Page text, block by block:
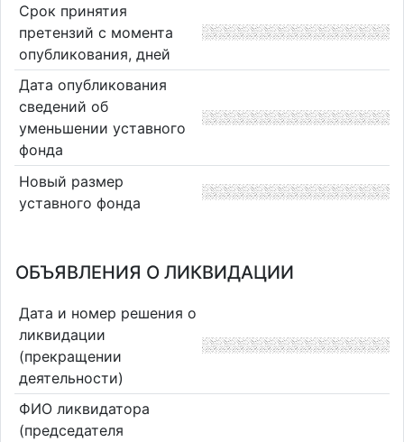
Срок принятия
претензий с момента
опубликования, дней
Дата опубликования
сведений об
уменьшении уставного
фонда
Новый размер
уставного фонда
ОБЪЯВЛЕНИЯ О ЛИКВИДАЦИИ
Дата и номер решения о
ликвидации
(прекращении
деятельности)
ФИО ликвидатора
(председателя